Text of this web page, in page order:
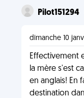
Pilot151294
dimanche 10
Effectivement
la mère s'est
en anglais! En
destination